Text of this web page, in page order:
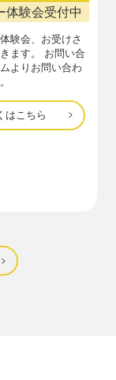
体験会受付中
験会、お受けさ
ます。 お問い合
よりお問い合わ
はこちら